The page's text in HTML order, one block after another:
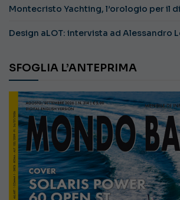
Montecristo Yachting, l’orologio per il
Design aLOT: intervista ad Alessandro
SFOGLIA L’ANTEPRIMA